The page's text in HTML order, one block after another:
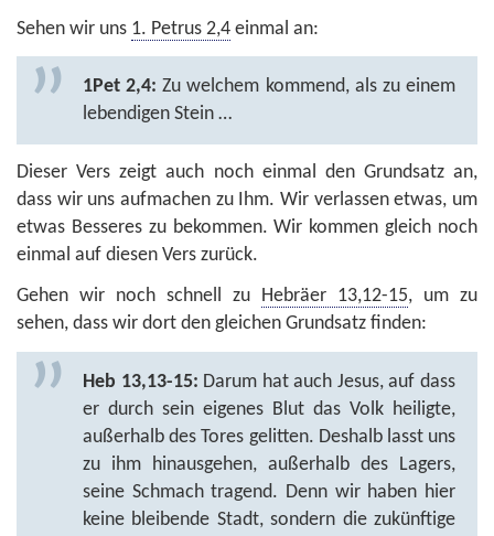
Sehen wir uns 1. Petrus 2,4 einmal an:
1Pet 2,4: Zu welchem kommend, als zu einem
lebendigen Stein …
Dieser Vers zeigt auch noch einmal den Grundsatz an,
dass wir uns aufmachen zu Ihm. Wir verlassen etwas, um
etwas Besseres zu bekommen. Wir kommen gleich noch
einmal auf diesen Vers zurück.
Gehen wir noch schnell zu Hebräer 13,12-15, um zu
sehen, dass wir dort den gleichen Grundsatz finden:
Heb 13,13-15: Darum hat auch Jesus, auf dass
er durch sein eigenes Blut das Volk heiligte,
außerhalb des Tores gelitten. Deshalb lasst uns
zu ihm hinausgehen, außerhalb des Lagers,
seine Schmach tragend. Denn wir haben hier
keine bleibende Stadt, sondern die zukünftige